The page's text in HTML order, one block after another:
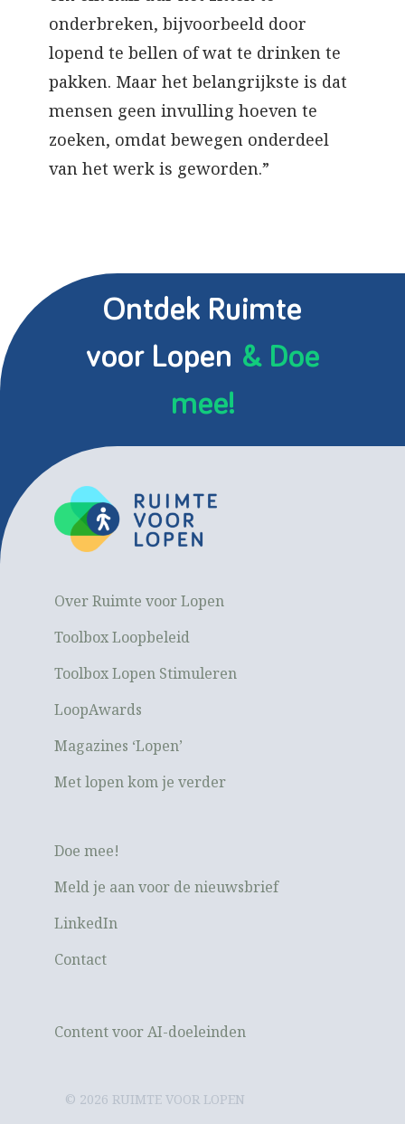
onderbreken, bijvoorbeeld door
lopend te bellen of wat te drinken te
pakken. Maar het belangrijkste is dat
mensen geen invulling hoeven te
zoeken, omdat bewegen onderdeel
van het werk is geworden.”
Ontdek Ruimte
voor Lopen & Doe
mee!
Over Ruimte voor Lopen
Toolbox Loopbeleid
Toolbox Lopen Stimuleren
LoopAwards
Magazines ‘Lopen’
Met lopen kom je verder
Doe mee!
Meld je aan voor de nieuwsbrief
LinkedIn
Contact
Content voor AI-doeleinden
© 2026 RUIMTE VOOR LOPEN